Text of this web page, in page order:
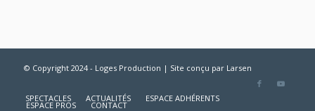
© Copyright 2024 - Loges Production | Site conçu par Larsen
SPECTACLES ACTUALITÉS ESPACE ADHÉRENTS
ESPACE PROS CONTACT